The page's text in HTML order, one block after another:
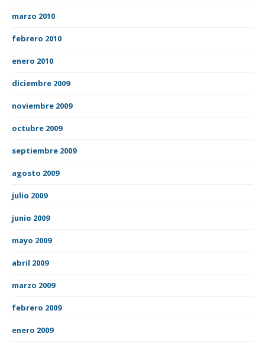
marzo 2010
febrero 2010
enero 2010
diciembre 2009
noviembre 2009
octubre 2009
septiembre 2009
agosto 2009
julio 2009
junio 2009
mayo 2009
abril 2009
marzo 2009
febrero 2009
enero 2009